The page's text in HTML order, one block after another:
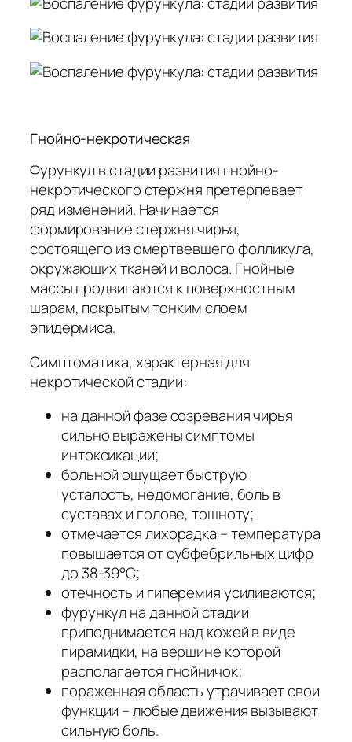
Гнойно-некротическая
Фурункул в стадии развития гнойно-
некротического стержня претерпевает
ряд изменений. Начинается
формирование стержня чирья,
состоящего из омертвевшего фолликула,
окружающих тканей и волоса. Гнойные
массы продвигаются к поверхностным
шарам, покрытым тонким слоем
эпидермиса.
Симптоматика, характерная для
некротической стадии:
на данной фазе созревания чирья
сильно выражены симптомы
интоксикации;
больной ощущает быструю
усталость, недомогание, боль в
суставах и голове, тошноту;
отмечается лихорадка – температура
повышается от субфебрильных цифр
до 38-39°С;
отечность и гиперемия усиливаются;
фурункул на данной стадии
приподнимается над кожей в виде
пирамидки, на вершине которой
располагается гнойничок;
пораженная область утрачивает свои
функции – любые движения вызывают
сильную боль.